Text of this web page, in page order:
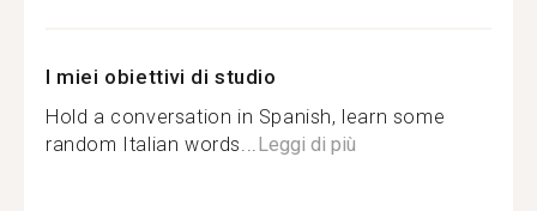
I miei obiettivi di studio
Hold a conversation in Spanish, learn some
random Italian words...Leggi di più